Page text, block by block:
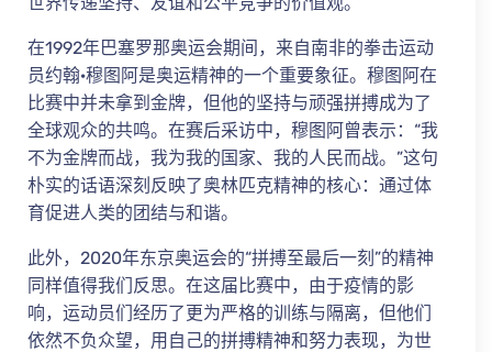
在1992年巴塞罗那奥运会期间，来自南非的拳击运动
员约翰·穆图阿是奥运精神的一个重要象征。穆图阿在
比赛中并未拿到金牌，但他的坚持与顽强拼搏成为了
全球观众的共鸣。在赛后采访中，穆图阿曾表示：“我
不为金牌而战，我为我的国家、我的人民而战。”这句
朴实的话语深刻反映了奥林匹克精神的核心：通过体
育促进人类的团结与和谐。
此外，2020年东京奥运会的“拼搏至最后一刻”的精神
同样值得我们反思。在这届比赛中，由于疫情的影
响，运动员们经历了更为严格的训练与隔离，但他们
依然不负众望，用自己的拼搏精神和努力表现，为世